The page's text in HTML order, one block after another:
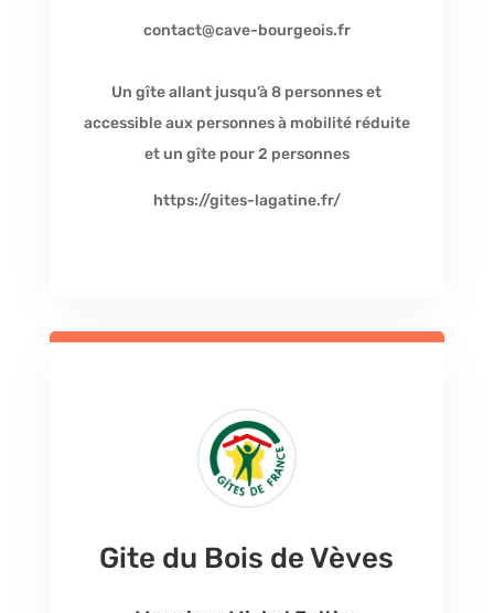
contact@cave-bourgeois.fr
Un gîte allant jusqu’à 8 personnes et
accessible aux personnes à mobilité réduite
et un gîte pour 2 personnes
https://gites-lagatine.fr/
Gite du Bois de Vèves